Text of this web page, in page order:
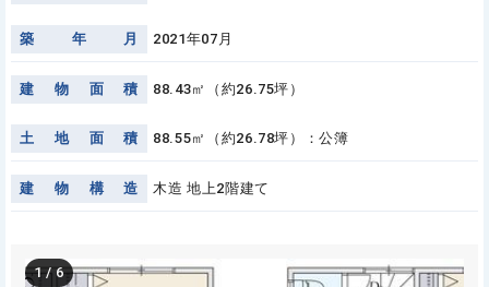
築 年 月 2021年07月
建 物 面 積 88.43㎡（約26.75坪）
土 地 面 積 88.55㎡（約26.78坪）：公簿
建 物 構 造 木造 地上2階建て
1/ 6